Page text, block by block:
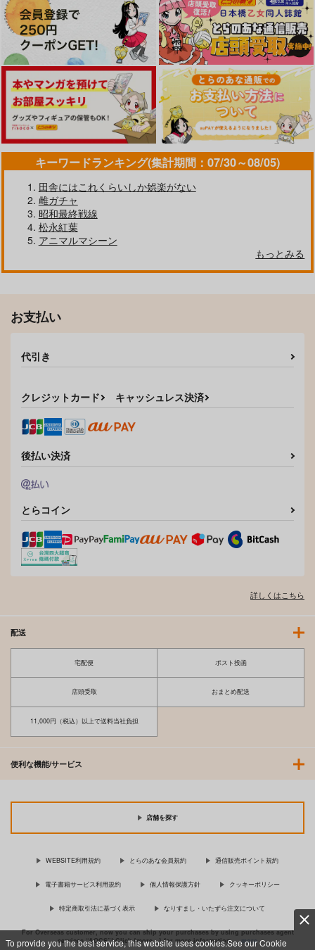
To provide you the best service, this website uses cookies.See our Cookie
キーワードランキング(集計期間：07/30～08/05)
田舎にはこれくらいしか娯楽がない
雌ガチャ
昭和最終戦線
松永紅葉
アニマルマシーン
もっとみる
お支払い
代引き
クレジットカード キャッシュレス決済
後払い決済
とらコイン
詳しくはこちら
配送
宅配便 ポスト投函
店頭受取 おまとめ配送
11,000円（税込）以上で送料当社負担
便利な機能/サービス
店舗を探す
WEBSITE利用規約 とらのあな会員規約 通信販売ポイント規約
電子書籍サービス利用規約 個人情報保護方針 クッキーポリシー
特定商取引法に基づく表示 なりすまし・いたずら注文について
For Overseas customer, now you can ship your purchases by using purchases agent
services “AOCS”! Click {more…} for more information …more